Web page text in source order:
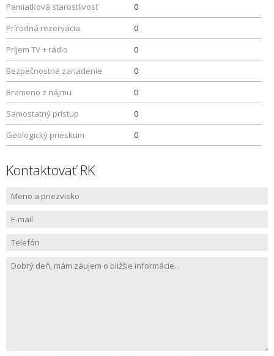
Pamiatková starostlivosť
0
Prírodná rezervácia
0
Príjem TV + rádio
0
Bezpečnostné zariadenie
0
Bremeno z nájmu
0
Samostatný prístup
0
Geologický prieskum
0
Kontaktovať RK